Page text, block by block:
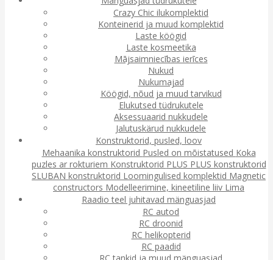
Crazy Chic ilukomplektid
Konteinerid ja muud komplektid
Laste köögid
Laste kosmeetika
Mājsaimniecības ierīces
Nukud
Nukumajad
Köögid, nõud ja muud tarvikud
Elukutsed tüdrukutele
Aksessuaarid nukkudele
Jalutuskärud nukkudele
Konstruktorid, pusled, loov
Mehaanika konstruktorid Pusled on mõistatused Koka
puzles ar rokturiem Konstruktorid PLUS PLUS konstruktorid
SLUBAN konstruktorid Loomingulised komplektid Magnetic
constructors Modelleerimine, kineetiline liiv Lima
Raadio teel juhitavad mänguasjad
RC autod
RC droonid
RC helikopterid
RC paadid
RC tankid ja muud mänguasjad